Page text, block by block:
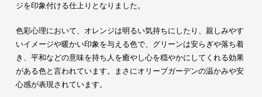
ジを印象付ける仕上りとなりました。
色彩心理において、オレンジは明るい気持ちにしたり、親しみやす
いイメージや暖かい印象を与える色で、グリーンは安らぎや落ち着
き、平和などの意味を持ち人を癒やし心を穏やかにしてくれる効果
がある色と言われています。まさにオリーブガーデンの温かみや安
心感が表現されています。